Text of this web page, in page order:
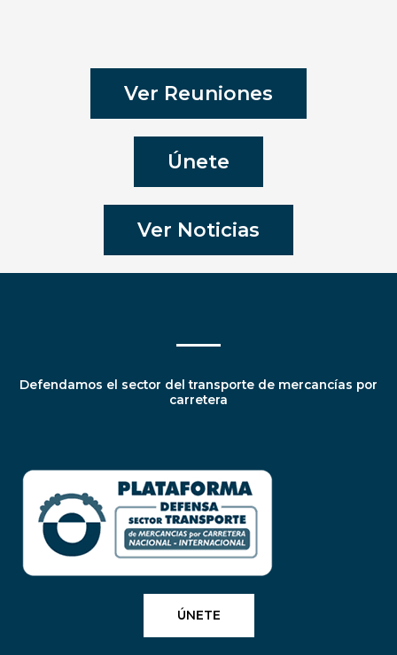
Ver Reuniones
Únete
Ver Noticias
Defendamos el sector del transporte de mercancías por
carretera
ÚNETE